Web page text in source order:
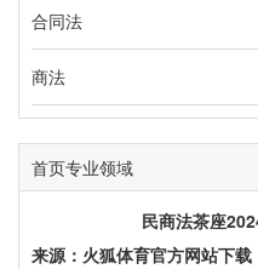
合同法
商法
首页专业领域
民商法茶座
来源： 火狐体育官方网站下载